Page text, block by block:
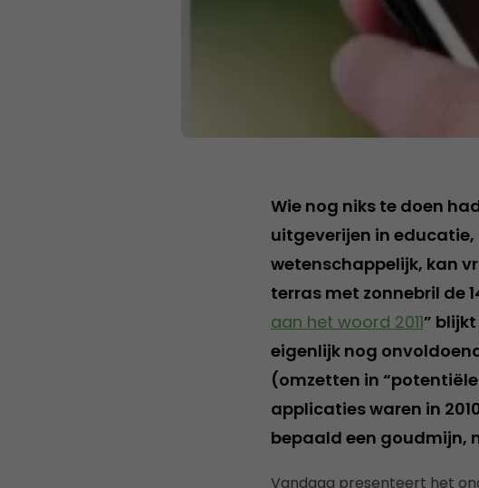
Wie nog niks te doen
uitgeverijen in
wetenschappelijk, kan
terras met zonnebril de
aan het woord 2011”
eigenlijk nog
(omzetten in
applicaties waren in
bepaald een goudmijn,
Vandaag presenteert het